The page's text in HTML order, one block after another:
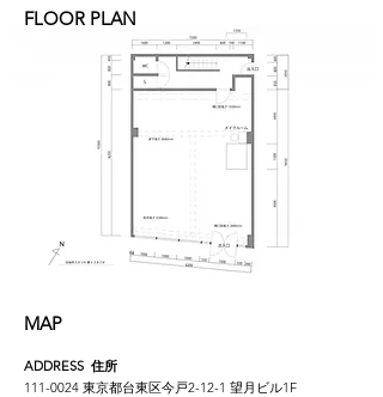
FLOOR PLAN
MAP
ADDRESS 住所
111-0024 東京都台東区今戸2-12-1 望月ビル1F